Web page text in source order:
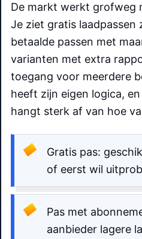
De markt werkt grofweg
Je ziet gratis laadpassen
betaalde passen met
varianten met extra
toegang voor meerdere
heeft zijn eigen logica,
hangt sterk af van hoe
Gratis pas:
of eerst wil
Pas met
aanbieder lagere